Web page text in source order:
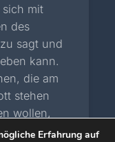
sich mit
des
sagt und
kann.
die am
stehen
wollen,
ihm lebenErfahrung auf